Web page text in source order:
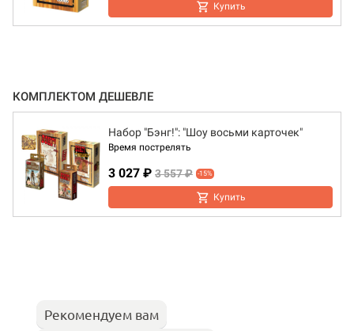
Купить
КОМПЛЕКТОМ ДЕШЕВЛЕ
Набор "Бэнг!": "Шоу восьми карточек"
Время пострелять
3 027 ₽ 3 557 ₽ -15%
Купить
Рекомендуем вам